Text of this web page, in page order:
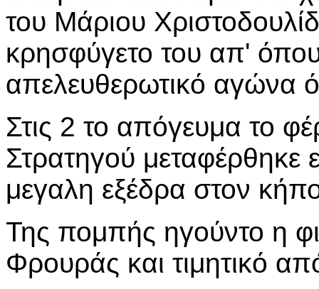
του Μάριου
κρησφύγετο του απ'
απελευθερωτικό αγώνα
Στις 2 το απόγευμα το
Στρατηγού μεταφέρθηκε
μεγαλη εξέδρα στον
Της πομπής ηγούντο η
Φρουράς και τιμητικό